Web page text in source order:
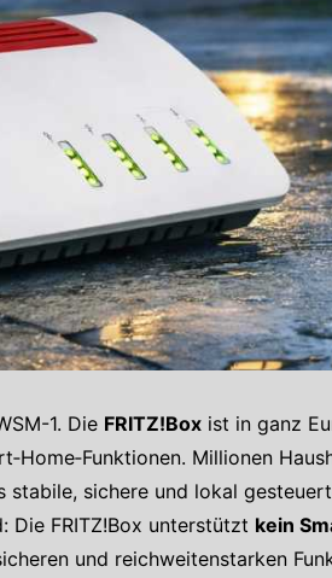
1. Die FRITZ!Box ist in ganz
Millionen
stabile, sichere und lokal
Die FRITZ!Box unterstützt kein
und reichweitenstarken